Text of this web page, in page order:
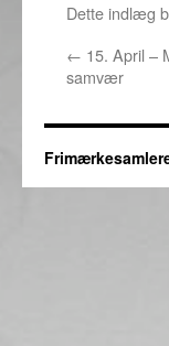
Dette indlæg
← 15. April –
samvær